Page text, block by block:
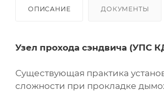
ОПИСАНИЕ ДОКУМЕНТЫ
Узел прохода сэндвича (УПС
Существующая практика
сложности при прокладке